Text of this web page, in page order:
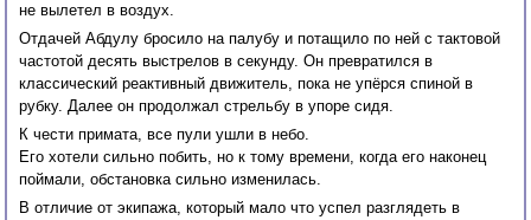
не вылетел в воздух.
Отдачей Абдулу бросило на палубу и потащило по ней с тактовой
частотой десять выстрелов в секунду. Он превратился в
классический реактивный движитель, пока не упёрся спиной в
рубку. Далее он продолжал стрельбу в упоре сидя.
К чести примата, все пули ушли в небо.
Его хотели сильно побить, но к тому времени, когда его наконец
поймали, обстановка сильно изменилась.
В отличие от экипажа, который мало что успел разглядеть в